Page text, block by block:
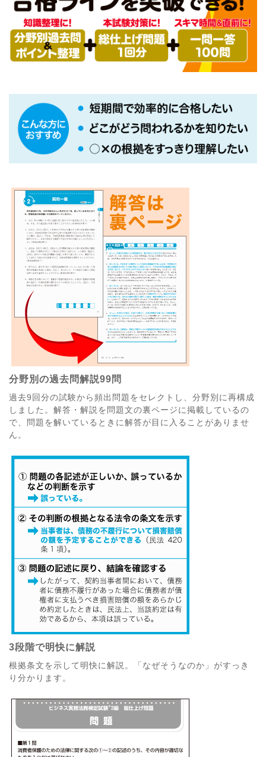
分野別の過去問解説99問
過去9回分の試験から頻出問題をセレクトし、分野別に再構成
しました。解答・解説を問題文の裏ページに掲載しているの
で、問題を解いているときに解答が目に入ることがありませ
ん。
3段階で明快に解説
根拠条文を示して明快に解説。「なぜそうなのか」がすっき
り分かります。